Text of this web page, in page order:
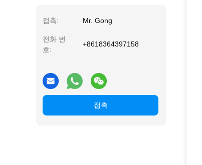
접촉: Mr. Gong
전화 번
호:
+8618364397158
접촉